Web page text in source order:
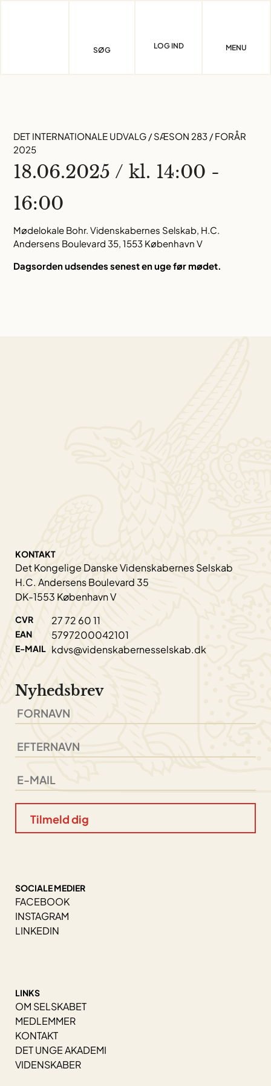
SØG LOG IND MENU
DET INTERNATIONALE UDVALG / SÆSON 283 / FORÅR
2025
18.06.2025 / kl. 14:00 -
16:00
Mødelokale Bohr. Videnskabernes Selskab, H.C.
Andersens Boulevard 35, 1553 København V
Dagsorden udsendes senest en uge før mødet.
KONTAKT
Det Kongelige Danske Videnskabernes Selskab
H.C. Andersens Boulevard 35
DK-1553 København V
CVR 27 72 60 11
EAN 5797200042101
E-MAIL kdvs@videnskabernesselskab.dk
Nyhedsbrev
SOCIALE MEDIER
FACEBOOK
INSTAGRAM
LINKEDIN
LINKS
OM SELSKABET
MEDLEMMER
KONTAKT
DET UNGE AKADEMI
VIDENSKABER